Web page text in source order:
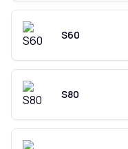
S60
S80